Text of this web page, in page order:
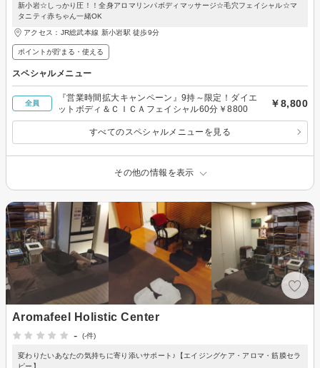
新小岩☆しっかり圧！！全身アロマリンパボディマッサージ☆毛穴フェイシャル☆マ
タニティ赤ちゃん一緒OK
アクセス：JR総武本線 新小岩駅 徒歩9分
ポイントが貯まる・使える
スペシャルメニュー
全員
『営業時間拡大キャンペーン』9持～限定！ダイエ
ットボディ＆ＣＩＣＡフェイシャル60分￥8800
￥8,800
すべてのスペシャルメニューを見る
その他の情報を表示
Aromafeel Holistic Center
-
(-件)
変わりたいあなたの気持ちに寄り添いサポート♪【エイジングケア・アロマ・筋膜セラ
ピー】